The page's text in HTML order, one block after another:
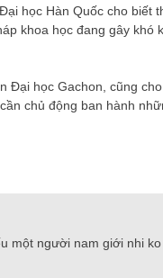
học Hàn Quốc cho biết
khoa học đang gây khó
Đại học Gachon, cũng
chủ động ban hành
một người nam giới nhi